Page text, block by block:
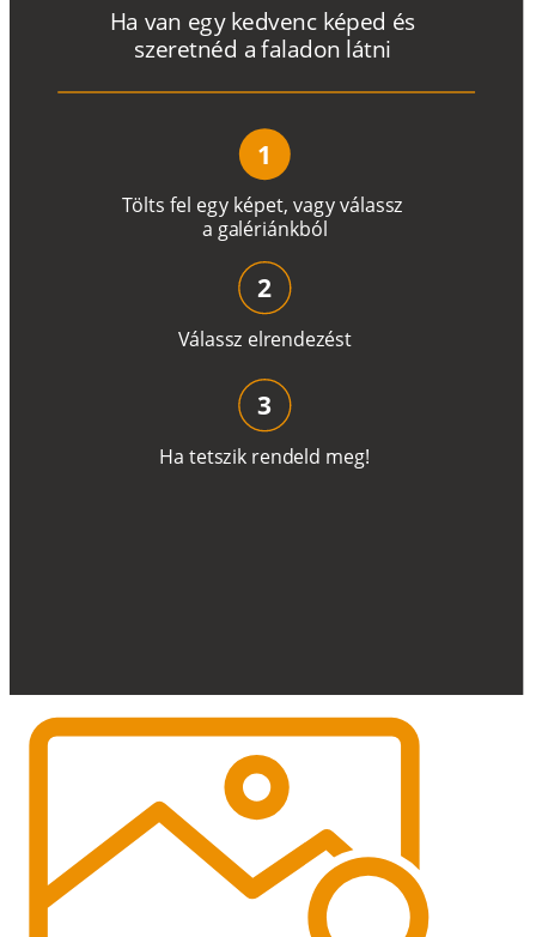
Tölts fel egy képet, vagyválassz
a galériánkból
Ha van egy kedvenc képed és
szeretnéd a faladon látni
1
Válassz elrendezést
2
Ha tetszik rendeld meg!
3